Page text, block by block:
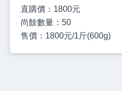
直購價：1800元
尚餘數量：50
售價：1800元/1斤(600g)